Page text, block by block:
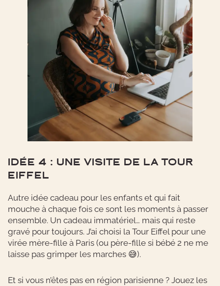
IDÉE 4 : UNE VISITE DE LA TOUR
EIFFEL
Autre idée cadeau pour les enfants et qui fait
mouche à chaque fois ce sont les moments à passer
ensemble. Un cadeau immatériel… mais qui reste
gravé pour toujours. J’ai choisi la Tour Eiffel pour une
virée mère-fille à Paris (ou père-fille si bébé 2 ne me
laisse pas grimper les marches 😅).
Et si vous n’êtes pas en région parisienne ? Jouez les